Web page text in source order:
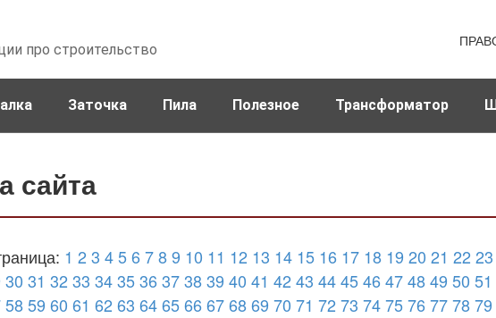
про строительство
Заточка Пила Полезное Трансформатор
сайта
1 2 3 456789 10 11 12 13 14 15 16 17 18 19 20 21 22 23
30 31 32 33 343536373839 40 41 42 43 444546474849 50 51
5859 60 61 62 63 646566676869 70 71 72 73 747576777879